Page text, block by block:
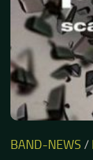
BAND-NEWS /